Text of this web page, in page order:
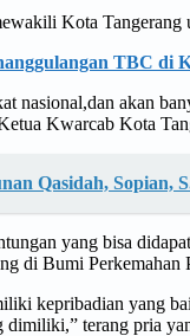
Kota
TBC di
nasional,dan akan
Kwarcab Kota
Qasidah, Sopian,
yang bisa
di Bumi Perkemahan
kepribadian yang
terang pria